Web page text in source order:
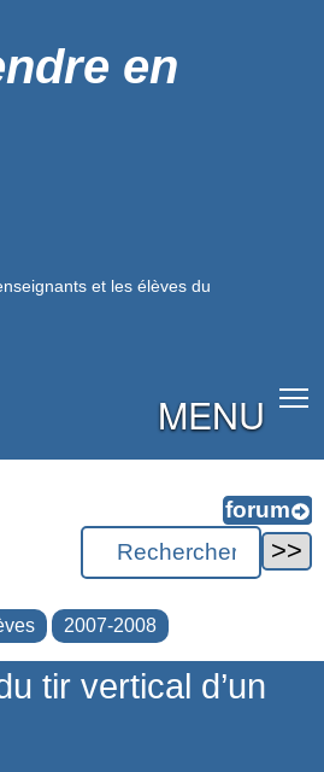
en
et les élèves du
MENU
2007-2008
tir vertical d’un